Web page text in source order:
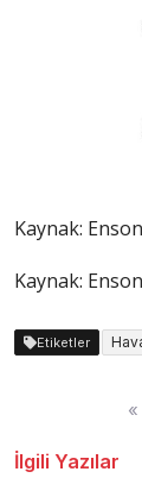
Kaynak:
Kaynak:
Etiketler
«
İlgili Yazılar